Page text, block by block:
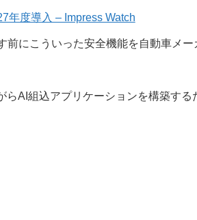
度導入 – Impress Watch
にこういった安全機能を自動車メー
AI組込アプリケーションを構築す